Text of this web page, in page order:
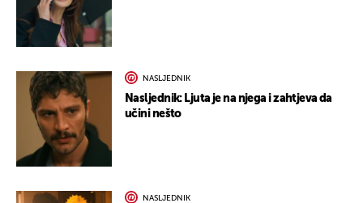
NASLJEDNIK
Nasljednik: Ljuta je na njega i zahtjeva da
učini nešto
NASLJEDNIK